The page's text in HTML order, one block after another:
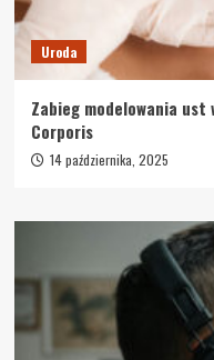
Uroda
Zabieg modelowania ust
Corporis
14 października, 2025